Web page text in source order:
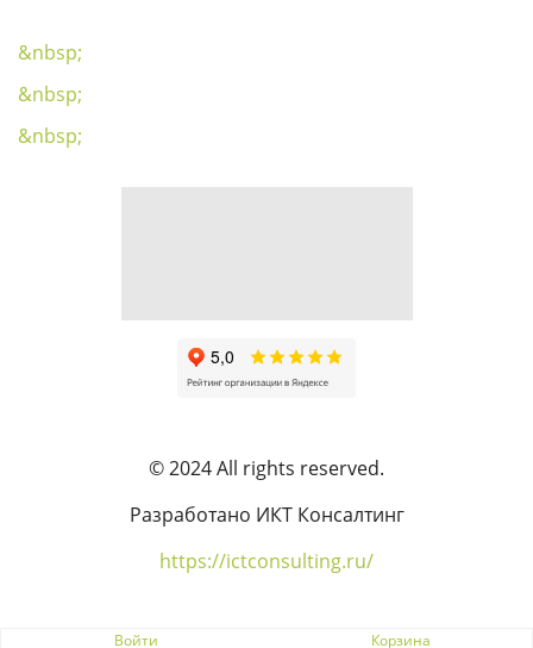
Войти Корзина
&nbsp;
&nbsp;
&nbsp;
© 2024 All rights reserved.
Разработано ИКТ Консалтинг
https://ictconsulting.ru/
Пожаловаться на контент cайта в Битрикс24